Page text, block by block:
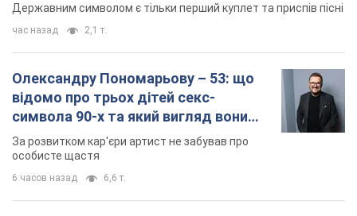
Державним символом є тільки перший куплет та приспів пісні
час назад 2,1 т.
Олександру Пономарьову – 53: що
відомо про трьох дітей секс-
символа 90-х та який вигляд вони
мають
За розвитком кар'єри артист не забував про
особисте щастя
6 часов назад 6,6 т.